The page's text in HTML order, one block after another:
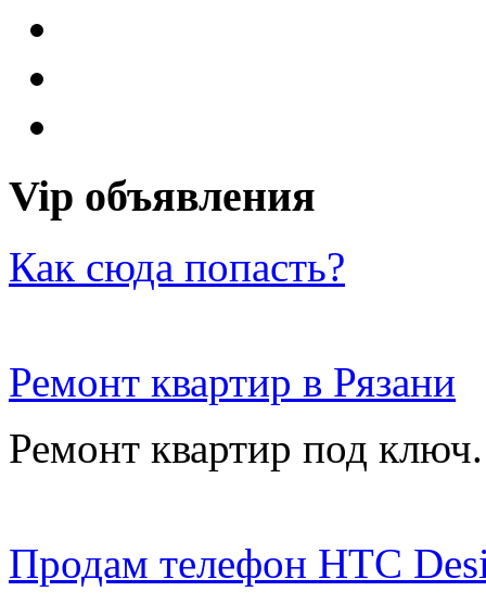
Vip объявления
Как сюда попасть?
Ремонт квартир в Рязани
Ремонт квартир под ключ.
Продам телефон HTC